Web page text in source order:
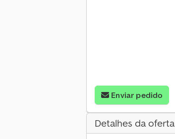
Enviar pedido
Detalhes da oferta